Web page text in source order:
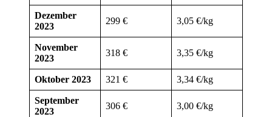
Dezember
2023
299 € 3,05 €/kg
November
2023
318 € 3,35 €/kg
Oktober 2023 321 € 3,34 €/kg
September
2023
306 € 3,00 €/kg